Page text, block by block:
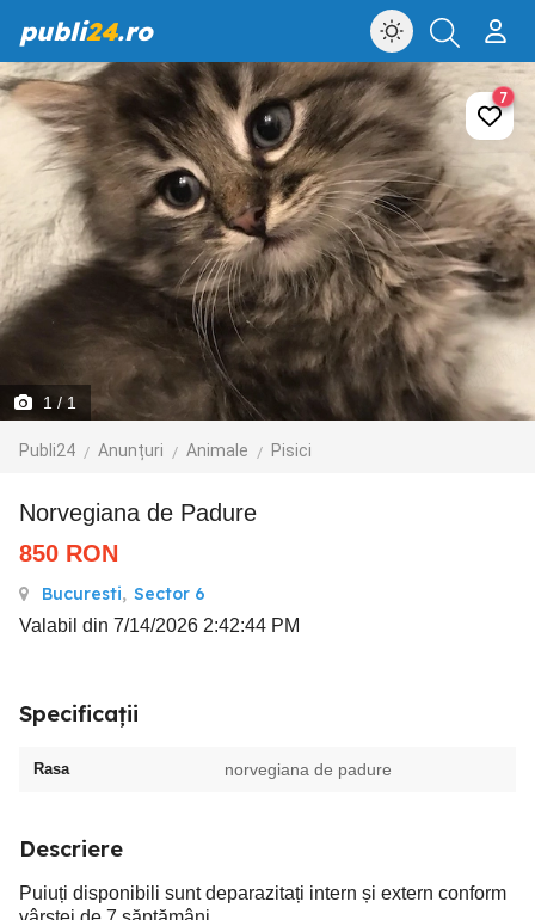
publi24.ro
1 / 1
Publi24 Anunțuri Animale Pisici
7
Norvegiana de Padure
850 RON
Bucuresti, Sector 6
Valabil din 7/14/2026 2:42:44 PM
Specificații
Rasa norvegiana de padure
Descriere
Puiuți disponibili sunt deparazitați intern și extern conform